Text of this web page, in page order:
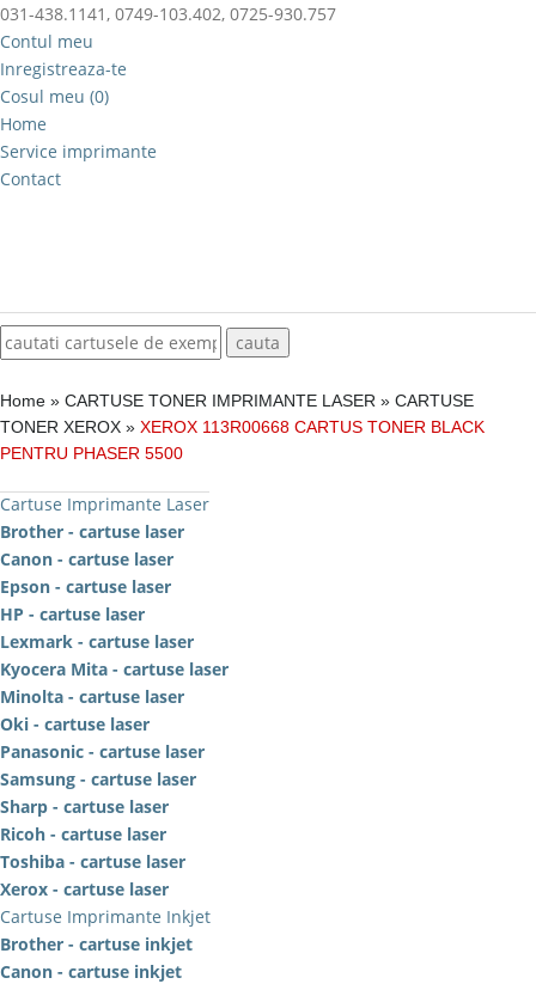
031-438.1141, 0749-103.402, 0725-930.757
Contul meu
Inregistreaza-te
Cosul meu (0)
Home
Service imprimante
Contact
Home » CARTUSE TONER IMPRIMANTE LASER » CARTUSE
TONER XEROX » XEROX 113R00668 CARTUS TONER BLACK
PENTRU PHASER 5500
Cartuse Imprimante Laser
Brother - cartuse laser
Canon - cartuse laser
Epson - cartuse laser
HP - cartuse laser
Lexmark - cartuse laser
Kyocera Mita - cartuse laser
Minolta - cartuse laser
Oki - cartuse laser
Panasonic - cartuse laser
Samsung - cartuse laser
Sharp - cartuse laser
Ricoh - cartuse laser
Toshiba - cartuse laser
Xerox - cartuse laser
Cartuse Imprimante Inkjet
Brother - cartuse inkjet
Canon - cartuse inkjet